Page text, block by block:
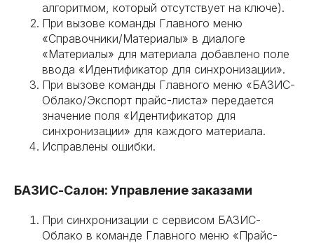
алгоритмом, который отсутствует на ключе).
При вызове команды Главного меню
«Справочники/Материалы» в диалоге
«Материалы» для материала добавлено поле
ввода «Идентификатор для синхронизации».
При вызове команды Главного меню «БАЗИС-
Облако/Экспорт прайс-листа» передается
значение поля «Идентификатор для
синхронизации» для каждого материала.
Исправлены ошибки.
БАЗИС-Салон: Управление заказами
При синхронизации с сервисом БАЗИС-
Облако в команде Главного меню «Прайс-